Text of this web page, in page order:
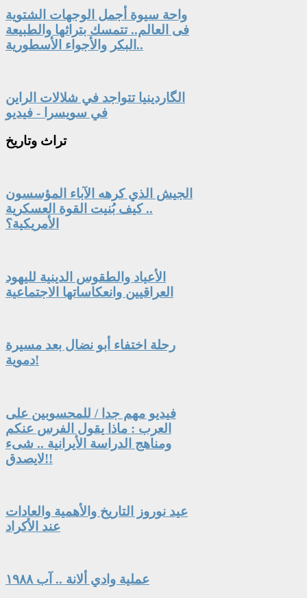
واحة سيوة أجمل الوجهات الشتوية
فى العالم.. تتمسك بتراثها والطبيعة
البكر والأجواء الأسطورية..
الگاردينيا تتواجد في شلالات الراين
في سويسرا - فيديو
تراث وتاريخ
الجيش الذي كرهه الآباء المؤسسون
.. كيف بُنيت القوة العسكرية
الأمريكية؟
الأعياد والطقوس الدينية لليهود
العراقيين وانعكاساتها الاجتماعية
رحلة اختفاء أبو نضال بعد مسيرة
دموية!
فيديو مهم جدا / للمحسوبين على
العرب : ماذا يقول الفرس عنكم
ومناهج الدراسة الأيرانية .. شىء
لايصدق!!
عيد نوروز التاريخ والأهمية والعادات
عند الأكراد
عملية وادي ألانة .. آب ١٩٨٨